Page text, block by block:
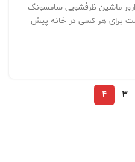
ماشین ظرفشویی سامسونگ
برای هر کسی در خانه پیش
۳ ۴